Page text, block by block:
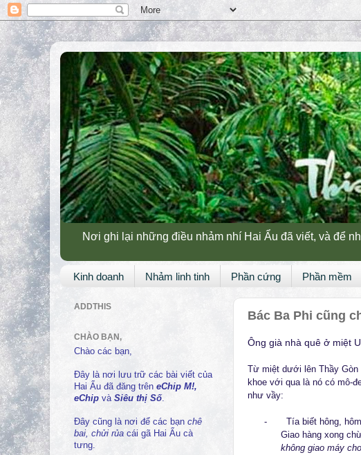
Nơi ghi lại những điều nhảm nhí Hai Ẩu đã viết, và để
Kinh doanh Nhảm linh tinh Phần cứng Phần mềm
Bác Ba Phi cũng
Ông già nhà quê ở miệt
Từ miệt dưới lên Thầy Gòn
khoe với qua là nó có mô-
như vầy:
-
Tía biết hông,
Giao hàng xong
không giao máy
ADDTHIS
CHÀO BẠN,
Chào các bạn,
Đây là nơi lưu trữ các bài viết của
Hai Ẩu đã đăng trên eChip M!,
eChip và Siêu thị Số.
Đây cũng là nơi để các bạn chê
bai, chửi rủa cái gã Hai Ẩu cà
tưng.